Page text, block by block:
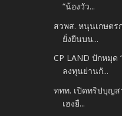
“น้องวัว...
สวพส. หนุนเกษตร
ยั่งยืนบน...
CP LAND ปักหมุด
ลงทุนย่านกั...
ททท. เปิดทริปบุญส
เฮงยื...